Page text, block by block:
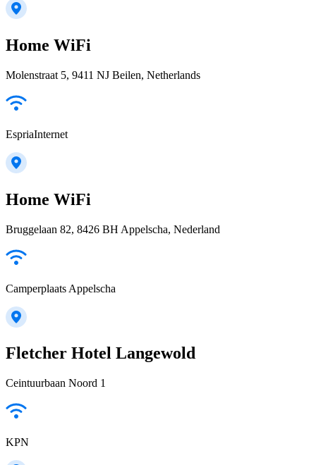
Home WiFi
Molenstraat 5, 9411 NJ Beilen, Netherlands
EspriaInternet
Home WiFi
Bruggelaan 82, 8426 BH Appelscha, Nederland
Camperplaats Appelscha
Fletcher Hotel Langewold
Ceintuurbaan Noord 1
KPN